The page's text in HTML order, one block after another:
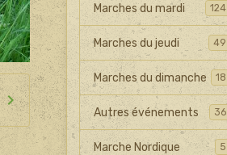
Marches du mardi 124
Marches du jeudi 49
Marches du dimanche 18
Autres événements 36
Marche Nordique 5